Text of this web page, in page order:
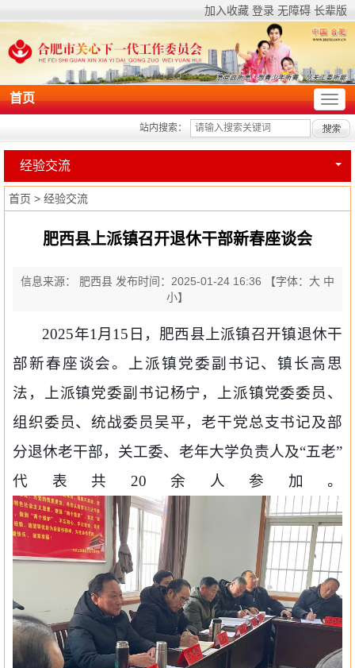
加入收藏 登录 无障碍 长辈版
首页
站内搜索：
经验交流
首页 > 经验交流
肥西县上派镇召开退休干部新春座谈会
信息来源： 肥西县 发布时间：2025-01-24 16:36 【字体： 大 中
小】
2025年1月 15 日，肥西县上派镇召开镇退休干
部新春座谈会。上派镇党委副书记、镇长高思
法，上派镇党委副书记杨宁，上派镇党委委员、
组织委员、统战委员吴平，老干党总支书记及部
分退休老干部，关工委、老年大学负责人及“五老”
代表共 20 余人参加。